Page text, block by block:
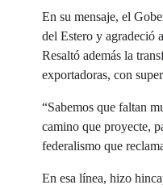
En su mensaje, el
del Estero y agradeció
Resaltó además la
exportadoras, con
“Sabemos que faltan
camino que proyecte,
federalismo que
En esa línea, hizo